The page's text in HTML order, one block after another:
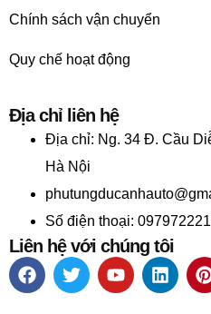
Chính sách vận chuyển
Quy chế hoạt động
Địa chỉ liên hệ
Địa chỉ: Ng. 34 Đ. Cầu
Hà Nội
Số điện thoại:
Liên hệ với chúng tôi